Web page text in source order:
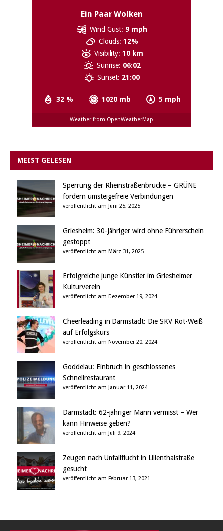
Ein Paar Wolken
32 % 1020 mb 5 mph
Wind Gust: 9 mph
Clouds: 12%
Visibility: 10 km
Sunrise: 06:02
Sunset: 21:00
Weather from OpenWeatherMap
MEIST GELESEN
Sperrung der Rheinstraßenbrücke – GRÜNE
fordern umsteigefreie Verbindungen
veröffentlicht am Juni 25, 2025
Griesheim: 30-Jähriger wird ohne Führerschein
gestoppt
veröffentlicht am März 31, 2025
Erfolgreiche junge Künstler im Griesheimer
Kulturverein
veröffentlicht am Dezember 19, 2024
Cheerleading in Darmstadt: Die SKV Rot-Weiß
auf Erfolgskurs
veröffentlicht am November 20, 2024
Goddelau: Einbruch in geschlossenes
Schnellrestaurant
veröffentlicht am Januar 11, 2024
Darmstadt: 62-jähriger Mann vermisst – Wer
kann Hinweise geben?
veröffentlicht am Juli 9, 2024
Zeugen nach Unfallflucht in Lilienthalstraße
gesucht
veröffentlicht am Februar 13, 2021